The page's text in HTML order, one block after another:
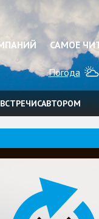
САМОЕ
Погода